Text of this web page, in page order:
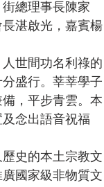
總理事長陳家
湛啟光，嘉賓楊
世間功名利祿的
盛行。莘莘學子
，平步青雲。本
念出語音祝福
史的本土宗教文
國家級非物質文